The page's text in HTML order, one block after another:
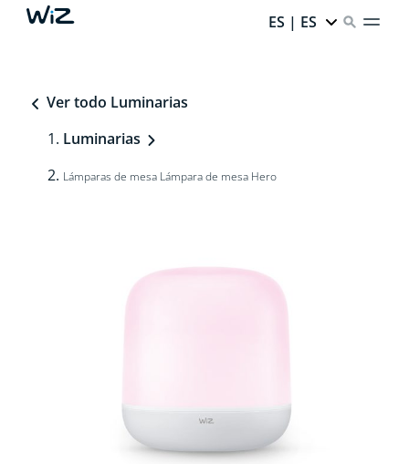
ES | ES
Ver todo Luminarias
Luminarias
Lámparas de mesa Lámpara de mesa Hero